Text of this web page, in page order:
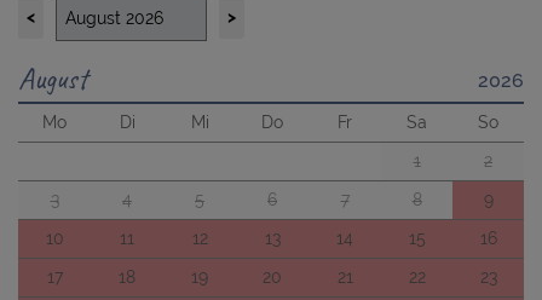
< >
August 2026
Mo Di Mi Do Fr Sa
So
1
2
3
4 5 6 7 8
9
10
11 12 13 14 15
16
17
18 19 20 21 22
23